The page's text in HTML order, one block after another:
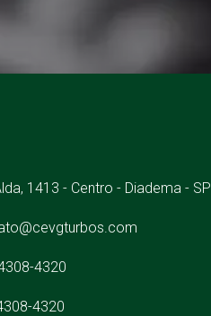
1413 - Centro - Diadema - SP
4320
4320